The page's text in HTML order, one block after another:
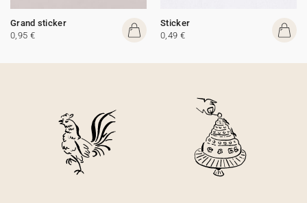
Grand sticker
0,95 €
Sticker
0,49 €